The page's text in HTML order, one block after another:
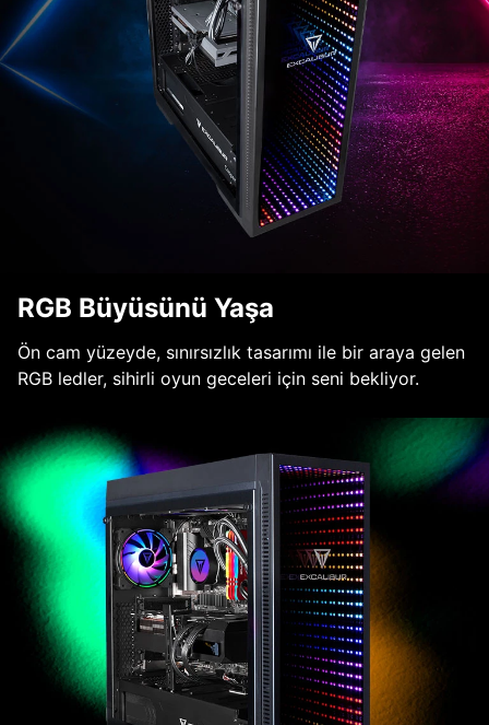
RGB Büyüsünü Yaşa
Ön cam yüzeyde, sınırsızlık tasarımı ile bir araya gelen
RGB ledler, sihirli oyun geceleri için seni bekliyor.